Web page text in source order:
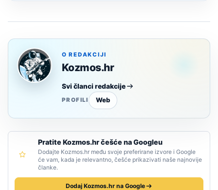
O REDAKCIJI
Kozmos.hr
Svi članci redakcije
PROFILI Web
Pratite Kozmos.hr češće na Googleu
Dodajte Kozmos.hr među svoje preferirane izvore i Google
će vam, kada je relevantno, češće prikazivati naše najnovije
članke.
Dodaj Kozmos.hr na Google